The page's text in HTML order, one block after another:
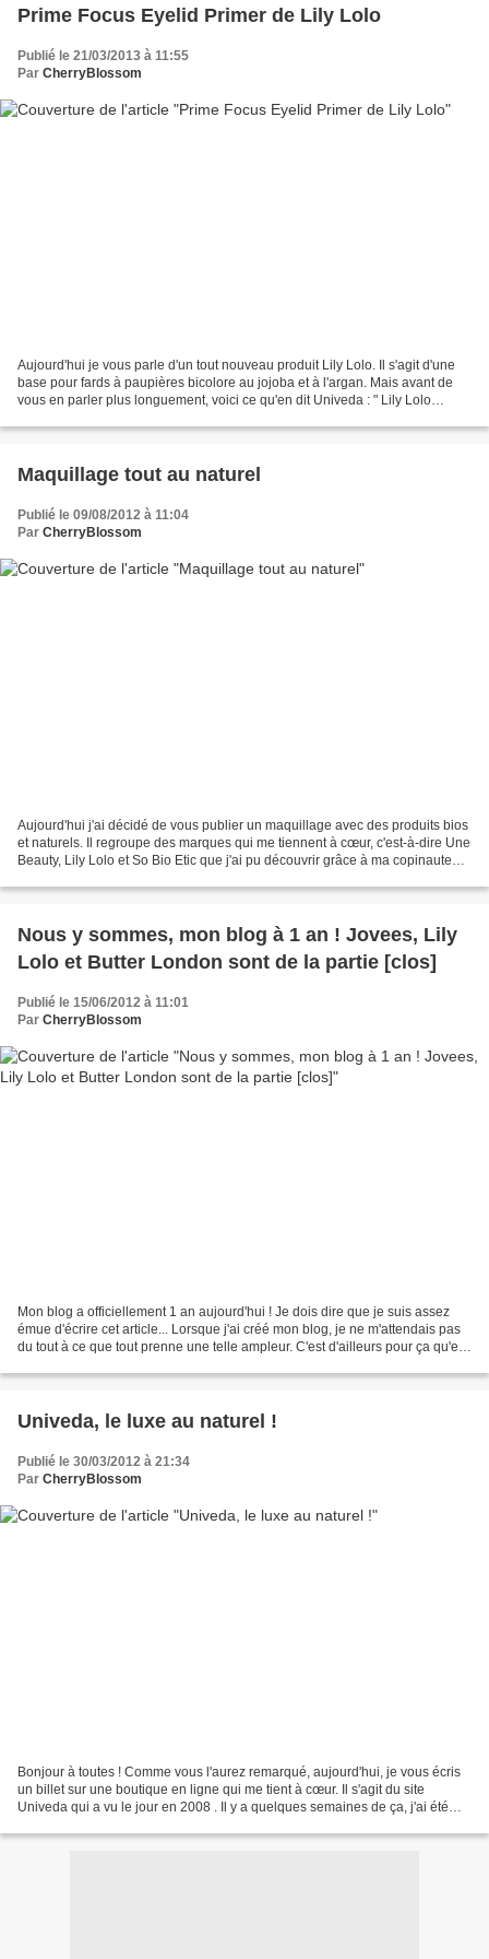
Prime Focus Eyelid Primer de Lily Lolo
Publié le 21/03/2013 à 11:55
Par CherryBlossom
Aujourd'hui je vous parle d'un tout nouveau produit Lily Lolo. Il s'agit d'une
base pour fards à paupières bicolore au jojoba et à l'argan. Mais avant de
vous en parler plus longuement, voici ce qu'en dit Univeda : " Lily Lolo
Maquillage tout au naturel
Publié le 09/08/2012 à 11:04
Par CherryBlossom
Aujourd'hui j'ai décidé de vous publier un maquillage avec des produits bios
et naturels. Il regroupe des marques qui me tiennent à cœur, c'est-à-dire Une
Beauty, Lily Lolo et So Bio Etic que j'ai pu découvrir grâce à ma copinaute
Nous y sommes, mon blog à 1 an ! Jovees, Lily
Lolo et Butter London sont de la partie [clos]
Publié le 15/06/2012 à 11:01
Par CherryBlossom
Mon blog a officiellement 1 an aujourd'hui ! Je dois dire que je suis assez
émue d'écrire cet article... Lorsque j'ai créé mon blog, je ne m'attendais pas
du tout à ce que tout prenne une telle ampleur. C'est d'ailleurs pour ça qu'en
Univeda, le luxe au naturel !
Publié le 30/03/2012 à 21:34
Par CherryBlossom
Bonjour à toutes ! Comme vous l'aurez remarqué, aujourd'hui, je vous écris
un billet sur une boutique en ligne qui me tient à cœur. Il s'agit du site
Univeda qui a vu le jour en 2008 . Il y a quelques semaines de ça, j'ai été